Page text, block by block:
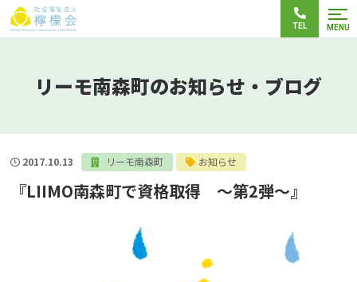
TEL MENU
リーモ南森町のお知らせ・ブログ
2017.10.13 リーモ南森町 お知らせ
『LIIMO南森町で資格取得 ～第2弾～』